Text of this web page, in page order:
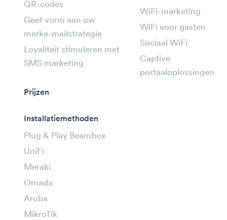
QR-codes
Geef vorm aan uw
merke-mailstrategie
Loyaliteit stimuleren met
SMS marketing
Prijzen
Installatiemethoden
Plug & Play Beambox
UniFi
Meraki
Omada
Aruba
MikroTik
WiFi-marketing
WiFi voor gasten
Sociaal WiFi
Captive
portaaloplossingen